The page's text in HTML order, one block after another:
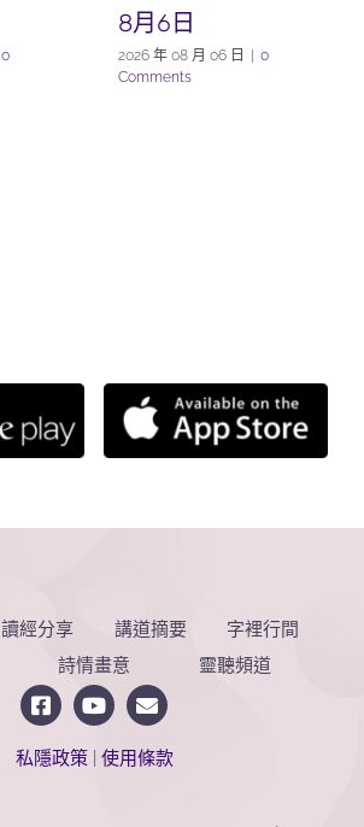
0
8月6日
2026 年 08 月 06 日 | 0
Comments
讀經分享 講道摘要
字裡行間
詩情畫意 靈聽頻道
私隱政策| 使用條款